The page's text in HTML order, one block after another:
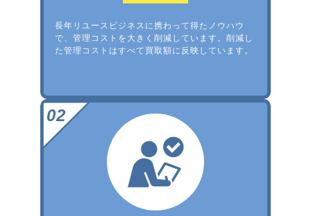
長年リユースビジネスに携わって得たノウハウ
で、管理コストを大きく削減しています。削減し
た管理コストはすべて買取額に反映しています。